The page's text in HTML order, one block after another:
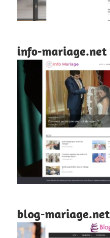
info-mariage.net
blog-mariage.net